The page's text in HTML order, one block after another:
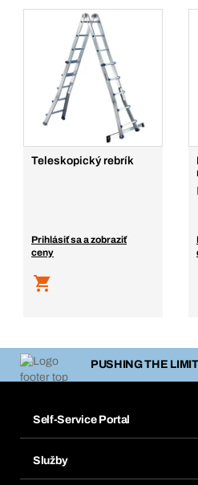
Teleskopický rebrík
Prihlásiť sa a zobraziť
ceny
PUSHING THE
Self-Service Portal
Služby